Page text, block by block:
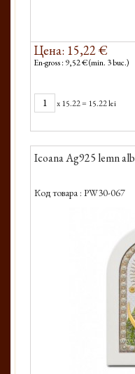
Цена: 15,22 €
En-gross : 9,52 € (min. 3 buc.)
x15.22= 15.22 lei
Icoana Ag925 lemn
Код товара : PW30-067